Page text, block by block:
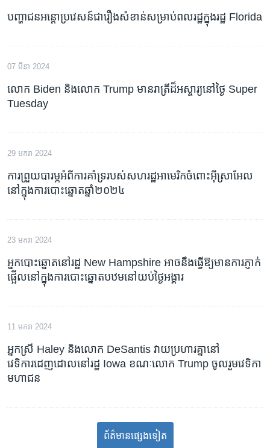
បញ្ហាជនអន្តោប្រវេសន៍ជារឿងសំខាន់សម្រាប់ពលរដ្ឋក្នុងរដ្ឋ Florida
07 មីនា 2024
លោក Biden និងលោក Trump មានរាត្រីដ៏អស្ចារ្យនៅថ្ងៃ Super
Tuesday
29 មករា 2024
ការព្រួយបារម្ភអំពីការគាំទ្ររបស់សហរដ្ឋអាមេរិកចំពោះអ៊ីស្រាអែល
នៅក្នុងការបោះឆ្នោតឆ្នាំ២០២៤
23 មករា 2024
អ្នកបោះឆ្នោតនៅរដ្ឋ New Hampshire អាចនឹងធ្វើឱ្យមានការភ្ញាក់
ផ្អើលនៅក្នុងការបោះឆ្នោតបឋមនៅយប់ថ្ងៃអង្គារ
11 មករា 2024
អ្នកស្រី Haley និងលោក DeSantis វាយប្រហារគ្នានៅ
វេទិការដេញដោលនៅរដ្ឋ Iowa ខណៈលោក Trump ចូលរួមវេទិកា
មហាជន
ព័ត៌មាន​​​​​​ផ្សេង​​​ទៀត